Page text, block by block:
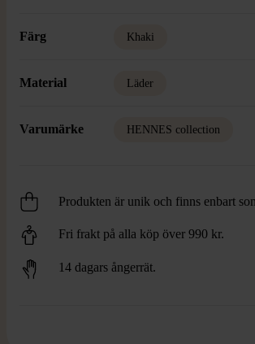
Färg Khaki
Material Läder
Varumärke HENNES collection
Produkten är unik och finns enbart
Fri frakt på alla köp över 990 kr.
14 dagars ångerrät.